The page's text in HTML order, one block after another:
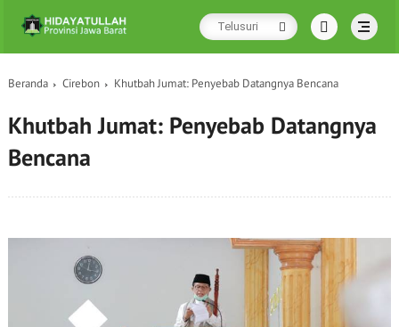
Beranda Cirebon Khutbah Jumat: Penyebab Datangnya Bencana
Khutbah Jumat: Penyebab Datangnya
Bencana